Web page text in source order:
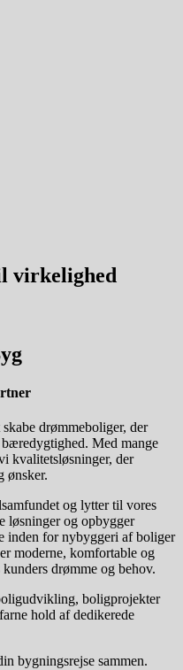
virkelighed
drømmeboliger, der
Med mange
kvalitetsløsninger, der
ønsker.
og lytter til vores
løsninger og opbygger
inden for nybyggeri af boliger
moderne, komfortable og
drømme og behov.
boligprojekter
hold af dedikerede
bygningsrejse sammen.